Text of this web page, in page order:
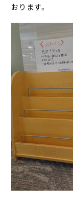
おります。